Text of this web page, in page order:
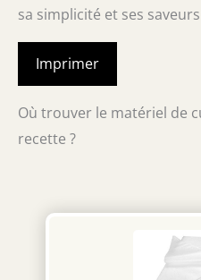
sa simplicité et ses
Imprimer
Où trouver le matériel de
recette ?